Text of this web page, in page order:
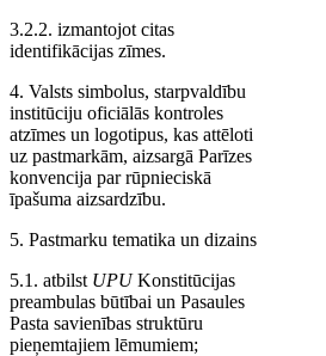
3.2.2. izmantojot citas
identifikācijas zīmes.
4. Valsts simbolus, starpvaldību
institūciju oficiālās kontroles
atzīmes un logotipus, kas attēloti
uz pastmarkām, aizsargā Parīzes
konvencija par rūpnieciskā
īpašuma aizsardzību.
5. Pastmarku tematika un dizains
5.1. atbilst UPUKonstitūcijas
preambulas būtībai un Pasaules
Pasta savienības struktūru
pieņemtajiem lēmumiem;